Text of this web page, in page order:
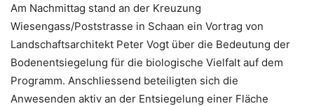
Am Nachmittag stand an der Kreuzung
Wiesengass/Poststrasse in Schaan ein Vortrag von
Landschaftsarchitekt Peter Vogt über die Bedeutung der
Bodenentsiegelung für die biologische Vielfalt auf dem
Programm. Anschliessend beteiligten sich die
Anwesenden aktiv an der Entsiegelung einer Fläche